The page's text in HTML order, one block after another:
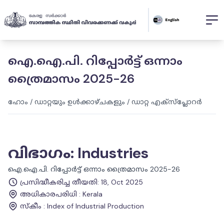
ഐ.ഐ.പി. റിപ്പോർട്ട് ഒന്നാം
ത്രൈമാസം 2025-26
ഹോം / ഡാറ്റയും ഉൾക്കാഴ്ചകളും / ഡാറ്റ എക്സ്പ്ലോറർ
വിഭാഗം: Industries
ഐ.ഐ.പി. റിപ്പോർട്ട് ഒന്നാം ത്രൈമാസം 2025-26
പ്രസിദ്ധീകരിച്ച തീയതി: 18, Oct 2025
അധികാരപരിധി : Kerala
സ്കീം : Index of Industrial Production